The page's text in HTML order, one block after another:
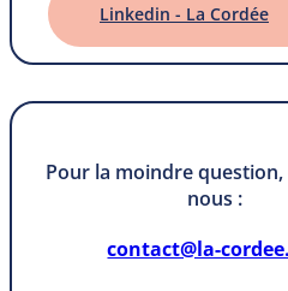
Linkedin - La Cordée
Pour la moindre
nous :
contact@la-